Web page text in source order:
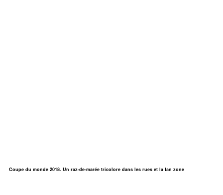
Coupe du monde 2018. Un raz-de-marée tricolore dans les rues et la fan zone